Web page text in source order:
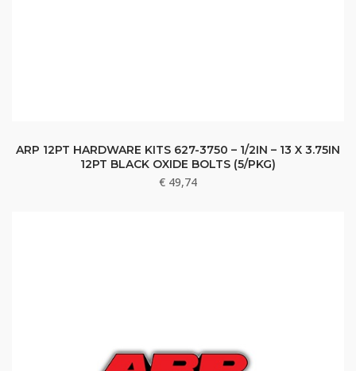
ARP 12PT HARDWARE KITS 627-3750 – 1/2IN – 13 X 3.75IN
12PT BLACK OXIDE BOLTS (5/PKG)
€ 49,74